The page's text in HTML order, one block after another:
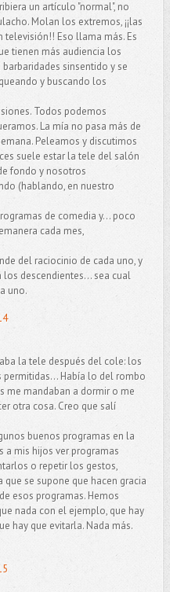
un artículo "normal", no
Molan los extremos, ¡¡las
televisión!! Eso llama más. Es
tienen más audiencia los
sinsentido y se
y buscando los
Todos podemos
La mía no pasa más de
Peleamos y discutimos
suele estar la tele del salón
fondo y nosotros
(hablando, en nuestro
de comedia y... poco
cada mes,
del raciocinio de cada uno, y
los descendientes... sea cual
uno.
la tele después del cole: los
permitidas... Había lo del rombo
me mandaban a dormir o me
otra cosa. Creo que salí
buenos programas en la
a mis hijos ver programas
o repetir los gestos,
se supone que hacen gracia
esos programas. Hemos
nada con el ejemplo, que hay
hay que evitarla. Nada más.